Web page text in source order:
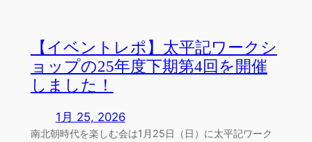
【イベントレポ】太平記ワークシ
ョップの25年度下期第4回を開催
しました！
1月 25, 2026
南北朝時代を楽しむ会は1月25日（日）に太平記ワーク